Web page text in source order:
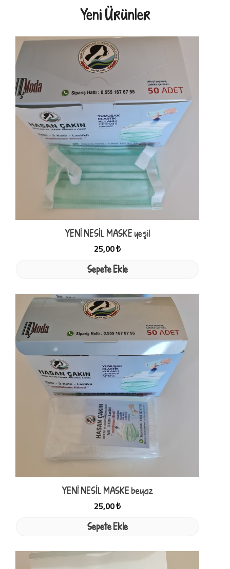
Yeni Ürünler
YENİ NESİL MASKE yeşil
25,00 ₺
Sepete Ekle
YENİ NESİL MASKE beyaz
25,00 ₺
Sepete Ekle